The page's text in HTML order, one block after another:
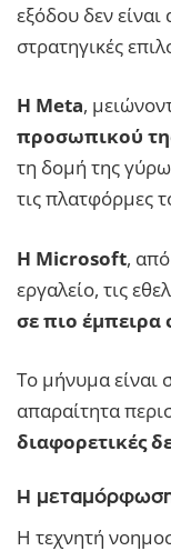
εξόδου δεν
στρατηγικές
Η Meta,
προσωπικού
τη δομή της
τις πλατφόρμες
Η Microsoft,
εργαλείο, τις
σε πιο έμπειρα
Το μήνυμα είναι
απαραίτητα
διαφορετικές
Η
Η τεχνητή